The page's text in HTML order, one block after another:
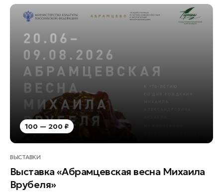
100 — 200 ₽
ВЫСТАВКИ
Выставка «Абрамцевская весна Михаила
Врубеля»